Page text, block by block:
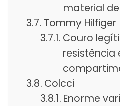
material
Tommy Hilfiger
Couro
resistência
Colcci
Enorme